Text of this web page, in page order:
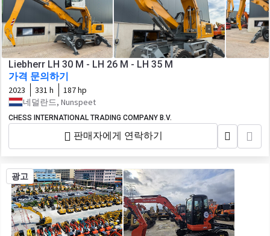
Liebherr LH 30 M - LH 26 M - LH 35 M
가격 문의하기
2023 331 h
187 hp
네덜란드, Nunspeet
CHESS INTERNATIONAL TRADING COMPANY B.V.
판매자에게 연락하기
광고